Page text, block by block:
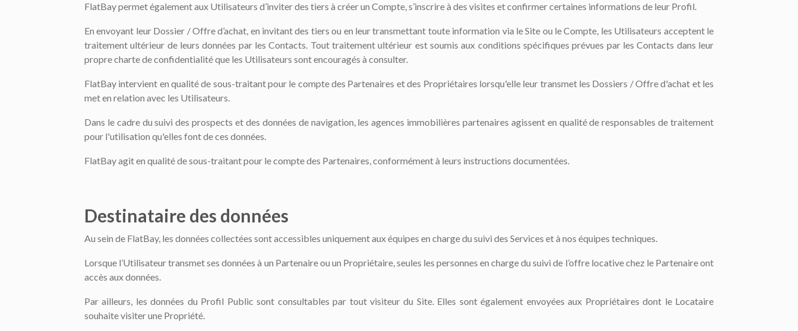
FlatBay permet également aux Utilisateurs d’inviter des tiers à créer un Compte, s’inscrire à des visites et confirmer certaines informations de leur Profil.
En envoyant leur Dossier / Offre d’achat, en invitant des tiers ou en leur transmettant toute information via le Site ou le Compte, les Utilisateurs acceptent le
traitement ultérieur de leurs données par les Contacts. Tout traitement ultérieur est soumis aux conditions spécifiques prévues par les Contacts dans leur
propre charte de confidentialité que les Utilisateurs sont encouragés à consulter.
FlatBay intervient en qualité de sous-traitant pour le compte des Partenaires et des Propriétaires lorsqu'elle leur transmet les Dossiers / Offre d'achat et les
met en relation avec les Utilisateurs.
Dans le cadre du suivi des prospects et des données de navigation, les agences immobilières partenaires agissent en qualité de responsables de traitement
pour l'utilisation qu'elles font de ces données.
FlatBay agit en qualité de sous-traitant pour le compte des Partenaires, conformément à leurs instructions documentées.
Destinataire des données
Au sein de FlatBay, les données collectées sont accessibles uniquement aux équipes en charge du suivi des Services et à nos équipes techniques.
Lorsque l’Utilisateur transmet ses données à un Partenaire ou un Propriétaire, seules les personnes en charge du suivi de l’offre locative chez le Partenaire ont
accès aux données.
Par ailleurs, les données du Profil Public sont consultables par tout visiteur du Site. Elles sont également envoyées aux Propriétaires dont le Locataire
souhaite visiter une Propriété.